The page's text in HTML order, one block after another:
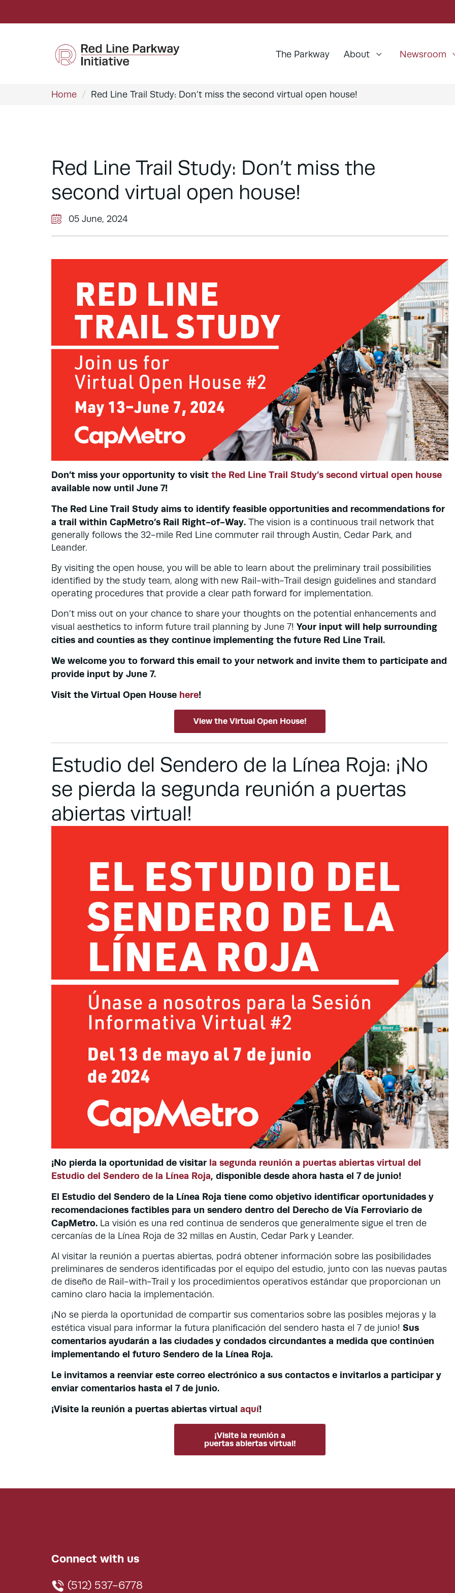
The Parkway About Newsroom
Home / Red Line Trail Study: Don’t miss the second virtual open house!
Red Line Trail Study: Don’t miss the
second virtual open house!
05 June, 2024
Don’t miss your opportunity to visit the Red Line Trail Study’s second virtual open house
available now until June 7!
The Red Line Trail Study aims to identify feasible opportunities and recommendations for
a trail within CapMetro’s Rail Right-of-Way. The vision is a continuous trail network that
generally follows the 32-mile Red Line commuter rail through Austin, Cedar Park, and
Leander.
By visiting the open house, you will be able to learn about the preliminary trail possibilities
identified by the study team, along with new Rail-with-Trail design guidelines and standard
operating procedures that provide a clear path forward for implementation.
Don’t miss out on your chance to share your thoughts on the potential enhancements and
visual aesthetics to inform future trail planning by June 7! Your input will help surrounding
cities and counties as they continue implementing the future Red Line Trail.
We welcome you to forward this email to your network and invite them to participate and
provide input by June 7.
Visit the Virtual Open House here!
View the Virtual Open House!
Estudio del Sendero de la Línea Roja: ¡No
se pierda la segunda reunión a puertas
abiertas virtual!
¡No pierda la oportunidad de visitar la segunda reunión a puertas abiertas virtual del
Estudio del Sendero de la Línea Roja, disponible desde ahora hasta el 7 de junio!
El Estudio del Sendero de la Línea Roja tiene como objetivo identificar oportunidades y
recomendaciones factibles para un sendero dentro del Derecho de Vía Ferroviario de
CapMetro. La visión es una red continua de senderos que generalmente sigue el tren de
cercanías de la Línea Roja de 32 millas en Austin, Cedar Park y Leander.
Al visitar la reunión a puertas abiertas, podrá obtener información sobre las posibilidades
preliminares de senderos identificadas por el equipo del estudio, junto con las nuevas pautas
de diseño de Rail-with-Trail y los procedimientos operativos estándar que proporcionan un
camino claro hacia la implementación.
¡No se pierda la oportunidad de compartir sus comentarios sobre las posibles mejoras y la
estética visual para informar la futura planificación del sendero hasta el 7 de junio! Sus
comentarios ayudarán a las ciudades y condados circundantes a medida que continúen
implementando el futuro Sendero de la Línea Roja.
Le invitamos a reenviar este correo electrónico a sus contactos e invitarlos a participar y
enviar comentarios hasta el 7 de junio.
¡Visite la reunión a puertas abiertas virtual aquí!
¡Visite la reunión a
puertas abiertas virtual!
Connect with us
(512) 537-6778